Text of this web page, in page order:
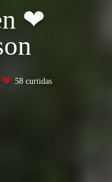
❤
58curtidas